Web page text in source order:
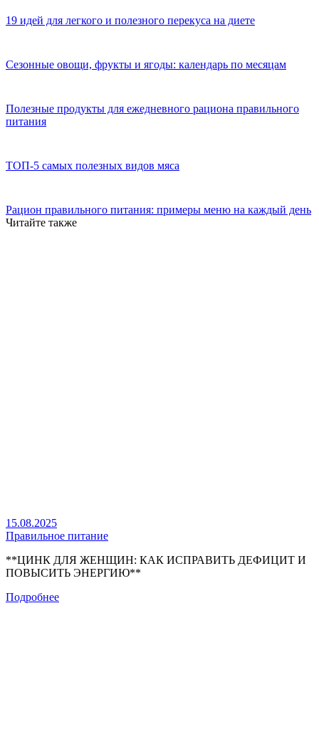
19 идей для легкого и полезного перекуса на диете
Сезонные овощи, фрукты и ягоды: календарь по месяцам
Полезные продукты для ежедневного рациона правильного
питания
ТОП-5 самых полезных видов мяса
Рацион правильного питания: примеры меню на каждый день
Читайте также
15.08.2025
Правильное питание
**ЦИНК ДЛЯ ЖЕНЩИН: КАК ИСПРАВИТЬ ДЕФИЦИТ И
ПОВЫСИТЬ ЭНЕРГИЮ**
Подробнее